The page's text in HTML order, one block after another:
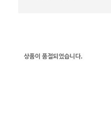
상품이 품절되었습니다.